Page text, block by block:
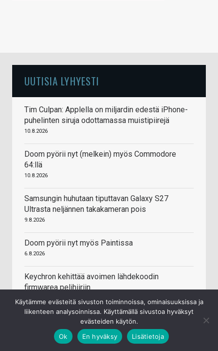
UUTISIA LYHYESTI
Tim Culpan: Applella on miljardin edestä iPhone-
puhelinten siruja odottamassa muistipiirejä
10.8.2026
Doom pyörii nyt (melkein) myös Commodore
64:llä
10.8.2026
Samsungin huhutaan tiputtavan Galaxy S27
Ultrasta neljännen takakameran pois
9.8.2026
Doom pyörii nyt myös Paintissa
6.8.2026
Keychron kehittää avoimen lähdekoodin
firmwarea pelihiiriin
Honor uudisti logonsa
Käytämme evästeitä sivuston toiminnoissa, ominaisuuksissa ja
liikenteen analysoinnissa. Käyttämällä sivustoa hyväksyt
evästeiden käytön.
Ok
En hyväksy Lisätietoja